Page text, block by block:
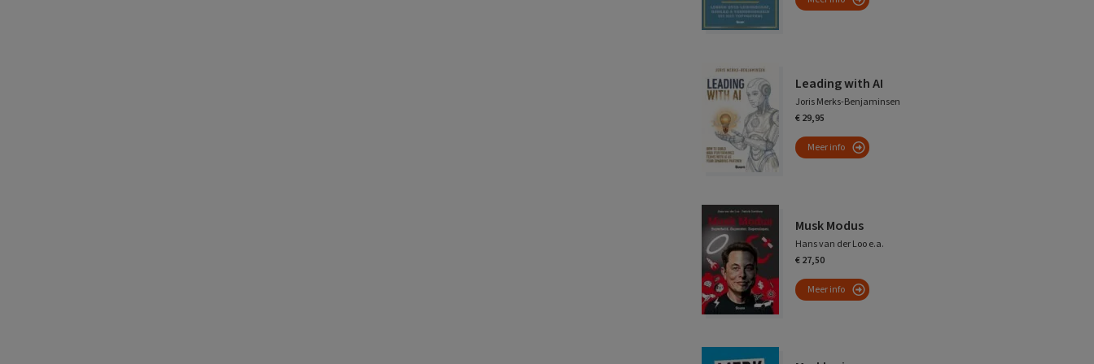
Leading with AI
Joris Merks-Benjaminsen
€ 29,95
Meer info
Musk Modus
Hans van der Loo e.a.
€ 27,50
Meer info